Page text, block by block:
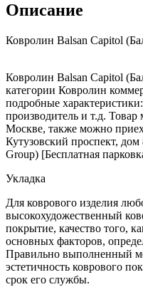
Описание
Ковролин Balsan Capitol
Ковролин Balsan Capitol
категории Ковролин
подробные
производитель и т.д.
Москве, также можно
Кутузовский проспект,
Group) [Бесплатная
Укладка
Для коврового изделия
высокохудожественный
покрытие, качество того,
основных факторов,
Правильно выполненный
эстетичность коврового
срок его службы.